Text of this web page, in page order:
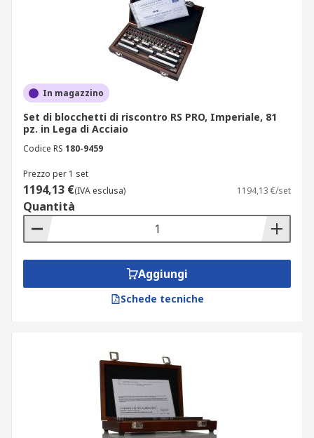
In magazzino
Set di blocchetti di riscontro RS PRO, Imperiale, 81
pz. in Lega di Acciaio
Codice RS 180-9459
Prezzo per 1 set
1194,13 €(IVA esclusa) 1194,13 €/set
Quantità
Aggiungi
Schede tecniche